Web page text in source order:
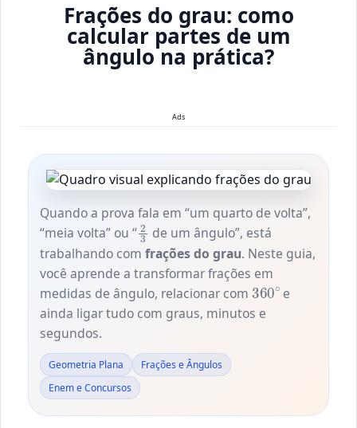
Frações do grau: como
calcular partes de um
ângulo na prática?
Ads
Quando a prova fala em “um quarto de volta”,
“meia volta” ou “23de um ângulo”, está
trabalhando com frações do grau. Neste guia,
você aprende a transformar frações em
medidas de ângulo, relacionar com 360∘ e
ainda ligar tudo com graus, minutos e
segundos.
Geometria Plana
Frações e Ângulos
Enem e Concursos